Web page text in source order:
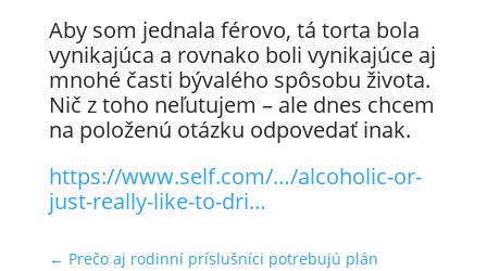
Aby som jednala férovo, tá torta bola
vynikajúca a rovnako boli vynikajúce aj
mnohé časti bývalého spôsobu života.
Nič z toho neľutujem – ale dnes chcem
na položenú otázku odpovedať inak.
https://www.self.com/…/alcoholic-or-
just-really-like-to-dri…
← Prečo aj rodinní príslušníci potrebujú plán